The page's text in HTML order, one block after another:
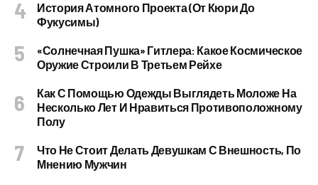
История Атомного Проекта (от Кюри До
Фукусимы)
«Солнечная Пушка» Гитлера: Какое Космическое
Оружие Строили В Третьем Рейхе
Как С Помощью Одежды Выглядеть Моложе На
Несколько Лет И Нравиться Противоположному
Полу
Что Не Стоит Делать Девушкам С Внешность, По
Мнению Мужчин